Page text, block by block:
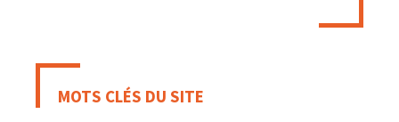
MOTS CLÉS DU SITE